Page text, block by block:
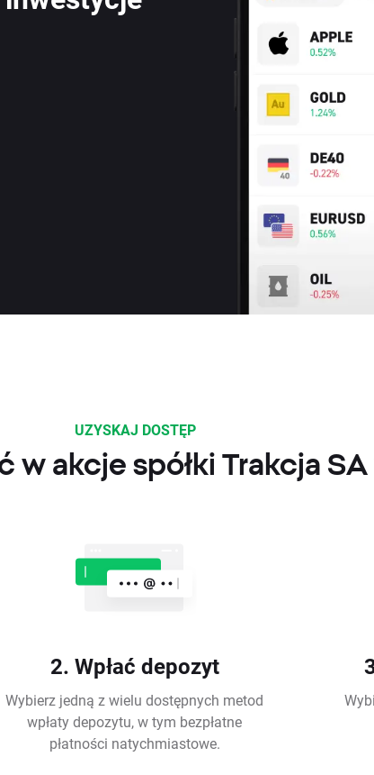
UZYSKAJ DOSTĘP
w akcje spółki Trakcja SA
2. Wpłać depozyt
Wybierz jedną z wielu dostępnych metod
wpłaty depozytu, w tym bezpłatne
płatności natychmiastowe.